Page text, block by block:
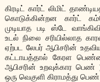
கிரடிட் கார்ட் லிமிட்
கொடுக்கின்றன கார்ட்
முடியாத படி ஸ்டே
உடல் நிலை சரியில்லாத
ஏற்பட லேபர் ஆபிசரின்
கட்டாயத்தால் கேரள
ஆபிசரின் உறவுக்கார
ஒரு வெகுளி கிராமத்து